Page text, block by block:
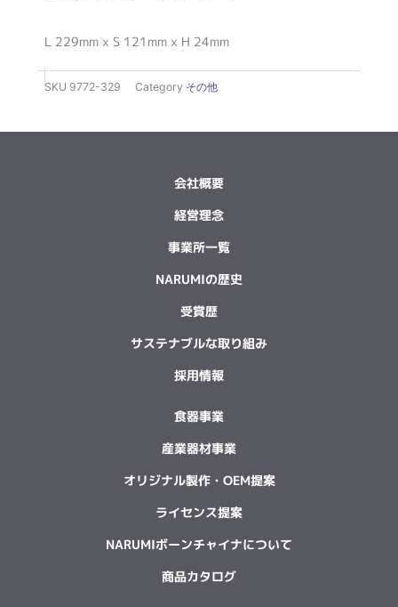
L 229mm x S 121mm x H 24mm
SKU 9772-329 Category その他
会社概要
経営理念
事業所一覧
NARUMIの歴史
受賞歴
サステナブルな取り組み
採用情報
食器事業
産業器材事業
オリジナル製作・OEM提案
ライセンス提案
NARUMIボーンチャイナについて
商品カタログ